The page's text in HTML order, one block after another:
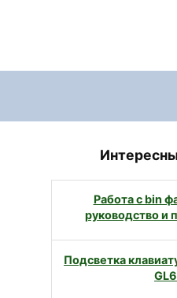
Работа с bin
руководство и
Подсветка